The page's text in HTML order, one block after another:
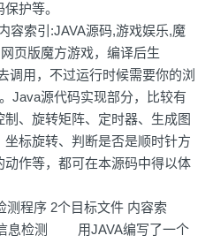
护等。
容索引:JAVA源码,游戏娱乐,魔
版魔方游戏，编译后生
调用，不过运行时候需要你的浏
Java源代码实现部分，比较有
、旋转矩阵、定时器、生成图
标旋转、判断是否是顺时针方
作等，都可在本源码中得以体
测程序 2个目标文件 内容索
信息检测 用JAVA编写了一个